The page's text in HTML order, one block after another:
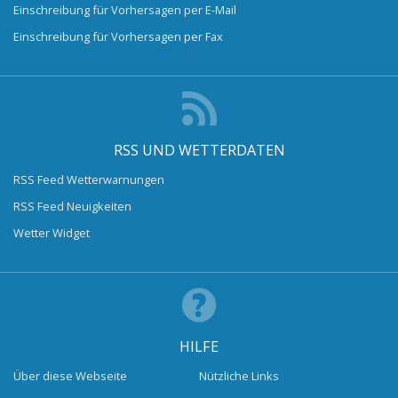
Einschreibung für Vorhersagen per E-Mail
Einschreibung für Vorhersagen per Fax
RSS UND WETTERDATEN
RSS Feed Wetterwarnungen
RSS Feed Neuigkeiten
Wetter Widget
HILFE
Über diese Webseite
Nützliche Links